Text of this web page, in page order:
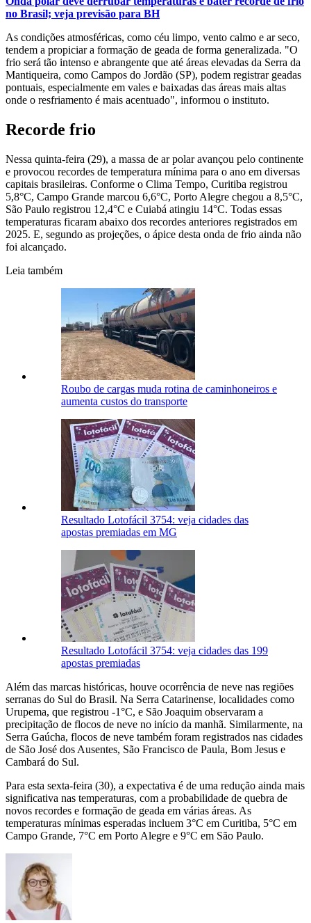
no Brasil; veja previsão para BH
As condições atmosféricas, como céu limpo, vento calmo e ar seco,
tendem a propiciar a formação de geada de forma generalizada. "O
frio será tão intenso e abrangente que até áreas elevadas da Serra da
Mantiqueira, como Campos do Jordão (SP), podem registrar geadas
pontuais, especialmente em vales e baixadas das áreas mais altas
onde o resfriamento é mais acentuado", informou o instituto.
Recorde frio
Nessa quinta-feira (29), a massa de ar polar avançou pelo continente
e provocou recordes de temperatura mínima para o ano em diversas
capitais brasileiras. Conforme o Clima Tempo, Curitiba registrou
5,8°C, Campo Grande marcou 6,6°C, Porto Alegre chegou a 8,5°C,
São Paulo registrou 12,4°C e Cuiabá atingiu 14°C. Todas essas
temperaturas ficaram abaixo dos recordes anteriores registrados em
2025. E, segundo as projeções, o ápice desta onda de frio ainda não
foi alcançado.
Leia também
Roubo de cargas muda rotina de caminhoneiros e
aumenta custos do transporte
Resultado Lotofácil 3754: veja cidades das
apostas premiadas em MG
Resultado Lotofácil 3754: veja cidades das 199
apostas premiadas
Além das marcas históricas, houve ocorrência de neve nas regiões
serranas do Sul do Brasil. Na Serra Catarinense, localidades como
Urupema, que registrou -1°C, e São Joaquim observaram a
precipitação de flocos de neve no início da manhã. Similarmente, na
Serra Gaúcha, flocos de neve também foram registrados nas cidades
de São José dos Ausentes, São Francisco de Paula, Bom Jesus e
Cambará do Sul.
Para esta sexta-feira (30), a expectativa é de uma redução ainda mais
significativa nas temperaturas, com a probabilidade de quebra de
novos recordes e formação de geada em várias áreas. As
temperaturas mínimas esperadas incluem 3°C em Curitiba, 5°C em
Campo Grande, 7°C em Porto Alegre e 9°C em São Paulo.